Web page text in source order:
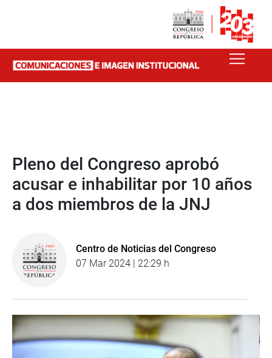
Pleno del Congreso aprobó
acusar e inhabilitar por 10 años
a dos miembros de la JNJ
Centro de Noticias del Congreso
07 Mar 2024 | 22:29 h